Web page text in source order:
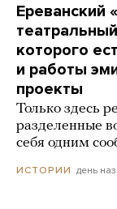
Ереванский
которого
и работы
проекты
Только здесь
разделенные
себя одним
ИСТОРИИ день